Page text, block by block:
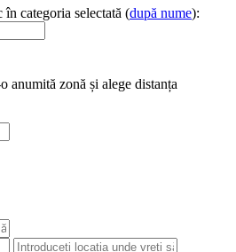
categoria selectată (după nume):
anumită zonă și alege distanța